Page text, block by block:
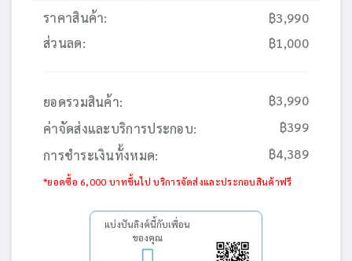
ราคาสินค้า:
ส่วนลด:
฿3,990
฿1,000
ยอดรวมสินค้า:
฿3,990
ค่าจัดส่งและบริการประกอบ:
฿399
การชำระเงินทั้งหมด:
฿4,389
*ยอดซื้อ 6,000 บาทขึ้นไป บริการจัดส่งและประกอบสินค้าฟรี
แบ่งปันลิงค์นี้กับเพื่อน
ของคุณ